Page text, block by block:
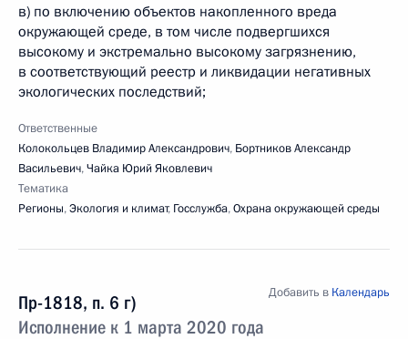
в) по включению объектов накопленного вреда
окружающей среде, в том числе подвергшихся
высокому и экстремально высокому загрязнению,
в соответствующий реестр и ликвидации негативных
экологических последствий;
Ответственные
Колокольцев Владимир Александрович, Бортников Александр
Васильевич,Чайка Юрий Яковлевич
Тематика
Регионы,Экология и климат, Госслужба,Охрана окружающей среды
Пр-1818, п. 6 г)
Исполнение к 1 марта 2020 года
Добавить в Календарь